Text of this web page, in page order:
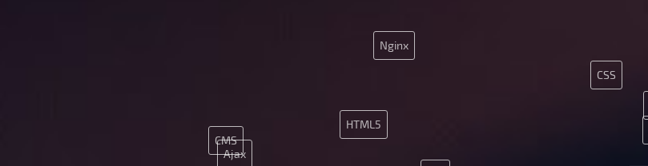
CSS
HTML5
Nginx
CMS
Ajax